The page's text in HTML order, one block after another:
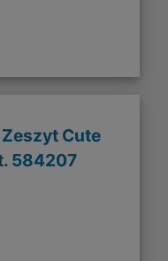
Cute
584207